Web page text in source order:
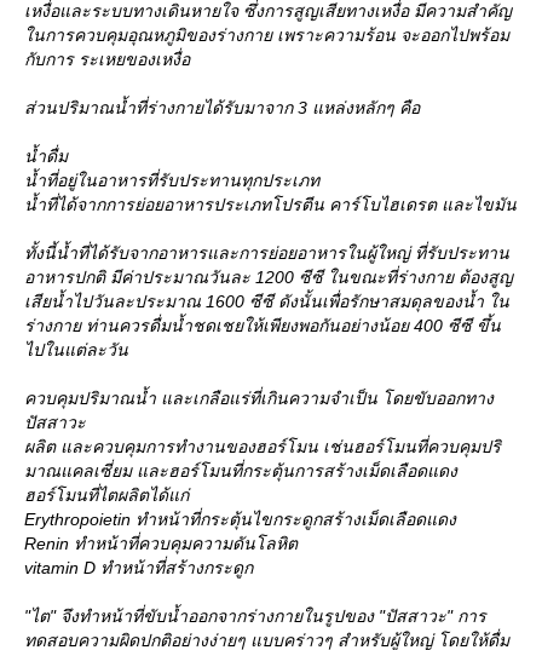
เหงื่อและระบบทางเดินหายใจ ซึ่งการสูญเสียทางเหงื่อ มีความสำคัญ
นการควบคุมอุณหภูมิของร่างกาย เพราะความร้อน จะออกไปพร้อม
กับการ ระเหยของเหงื่อ
ส่วนปริมาณน้ำที่ร่างกายได้รับมาจาก 3 แหล่งหลักๆ คือ
น้ำดื่ม
น้ำที่อยู่ในอาหารที่รับประทานทุกประเภท
น้ำที่ได้จากการย่อยอาหารประเภทโปรตีน คาร์โบไฮเดรต และไขมัน
ทั้งนี้น้ำที่ได้รับจากอาหารและการย่อยอาหารในผู้ใหญ่ ที่รับประทาน
อาหารปกติ มีค่าประมาณวันละ 1200 ซีซี ในขณะที่ร่างกาย ต้องสูญ
เสียน้ำไปวันละประมาณ 1600 ซีซี ดังนั้นเพื่อรักษาสมดุลของน้ำ ใน
ร่างกาย ท่านควรดื่มน้ำชดเชยให้เพียงพอกันอย่างน้อย 400 ซีซี ขึ้น
ไปในแต่ละวัน
ควบคุมปริมาณน้ำ และเกลือแร่ที่เกินความจำเป็น โดยขับออกทาง
ปัสสาวะ
ผลิต และควบคุมการทำงานของฮอร์โมน เช่นฮอร์โมนที่ควบคุมปริ
มาณแคลเซี่ยม และฮอร์โมนที่กระตุ้นการสร้างเม็ดเลือดแดง
ฮอร์โมนที่ไตผลิตได้แก่
Erythropoietin ทำหน้าที่กระตุ้นไขกระดูกสร้างเม็ดเลือดแดง
Renin ทำหน้าที่ควบคุมความดันโลหิต
vitamin D ทำหน้าที่สร้างกระดูก
"ไต" จึงทำหน้าที่ขับน้ำออกจากร่างกายในรูปของ "ปัสสาวะ" การ
ทดสอบความผิดปกติอย่างง่ายๆ แบบคร่าวๆ สำหรับผู้ใหญ่ โดยให้ดื่ม